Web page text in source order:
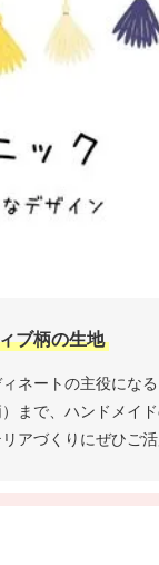
ブ柄の生地
ネートの主役にな
まで、ハンドメイ
アづくりにぜひご活